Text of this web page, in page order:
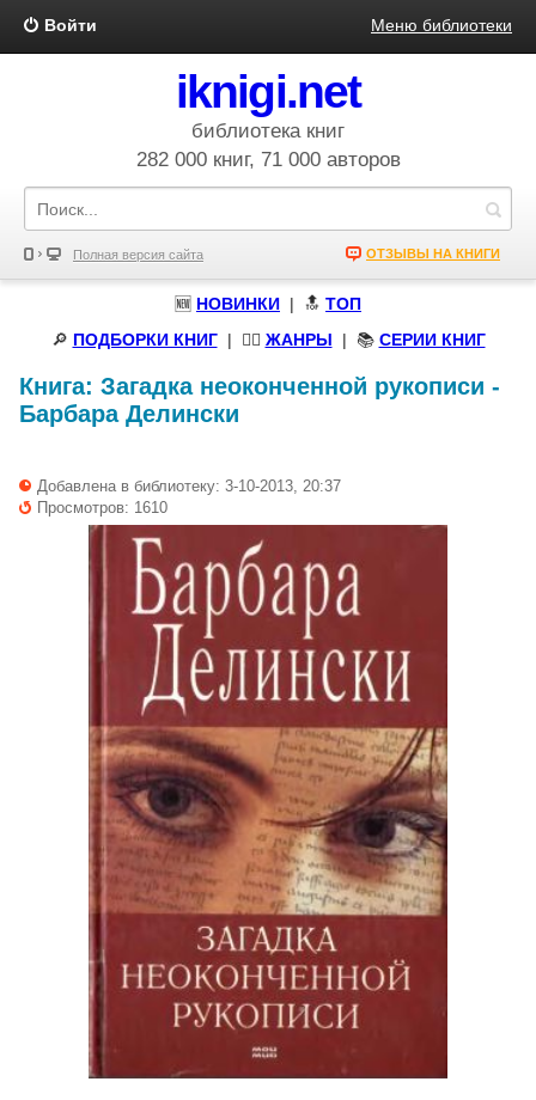
Войти Меню библиотеки
iknigi.net
библиотека книг
282 000 книг, 71 000 авторов
Полная версия сайта ОТЗЫВЫ НА КНИГИ
🆕 НОВИНКИ | 🔝 ТОП
🔎 ПОДБОРКИ КНИГ| 🧝‍♀️ ЖАНРЫ | 📚 СЕРИИ КНИГ
Книга: Загадка неоконченной рукописи -
Барбара Делински
Добавлена в библиотеку: 3-10-2013, 20:37
Просмотров: 1610